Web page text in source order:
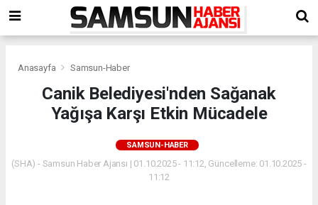
Anasayfa Samsun-Haber
Canik Belediyesi'nden Sağanak
Yağışa Karşı Etkin Mücadele
SAMSUN-HABER
(SHA) - Samsun Haber Ajansı | 01.10.2025 - 11:12, Güncelleme: 01.10.2025 -
11:12